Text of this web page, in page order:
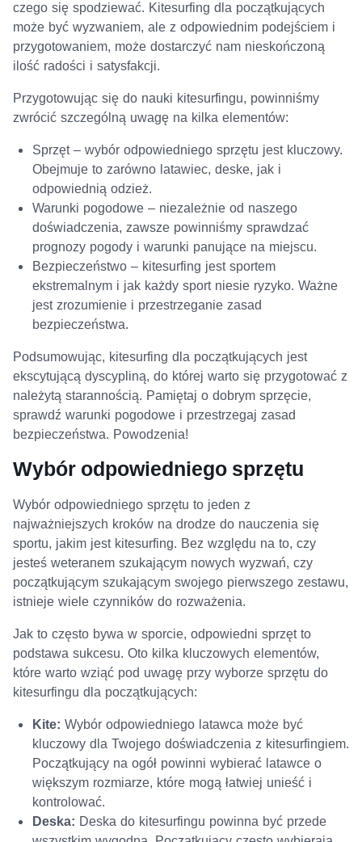
czego się spodziewać. Kitesurfing dla początkujących
może być wyzwaniem, ale z odpowiednim podejściem i
przygotowaniem, może dostarczyć nam nieskończoną
ilość radości i satysfakcji.
Przygotowując się do nauki kitesurfingu, powinniśmy
zwrócić szczególną uwagę na kilka elementów:
Sprzęt – wybór odpowiedniego sprzętu jest kluczowy.
Obejmuje to zarówno latawiec, deske, jak i
odpowiednią odzież.
Warunki pogodowe – niezależnie od naszego
doświadczenia, zawsze powinniśmy sprawdzać
prognozy pogody i warunki panujące na miejscu.
Bezpieczeństwo – kitesurfing jest sportem
ekstremalnym i jak każdy sport niesie ryzyko. Ważne
jest zrozumienie i przestrzeganie zasad
bezpieczeństwa.
Podsumowując, kitesurfing dla początkujących jest
ekscytującą dyscypliną, do której warto się przygotować z
należytą starannością. Pamiętaj o dobrym sprzęcie,
sprawdź warunki pogodowe i przestrzegaj zasad
bezpieczeństwa. Powodzenia!
Wybór odpowiedniego sprzętu
Wybór odpowiedniego sprzętu to jeden z
najważniejszych kroków na drodze do nauczenia się
sportu, jakim jest kitesurfing. Bez względu na to, czy
jesteś weteranem szukającym nowych wyzwań, czy
początkującym szukającym swojego pierwszego zestawu,
istnieje wiele czynników do rozważenia.
Jak to często bywa w sporcie, odpowiedni sprzęt to
podstawa sukcesu. Oto kilka kluczowych elementów,
które warto wziąć pod uwagę przy wyborze sprzętu do
kitesurfingu dla początkujących:
Kite: Wybór odpowiedniego latawca może być
kluczowy dla Twojego doświadczenia z kitesurfingiem.
Początkujący na ogół powinni wybierać latawce o
większym rozmiarze, które mogą łatwiej unieść i
kontrolować.
Deska: Deska do kitesurfingu powinna być przede